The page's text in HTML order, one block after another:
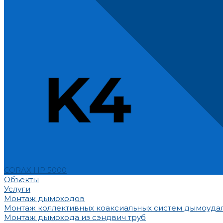
CORAX HP 5000
Объекты
Услуги
Монтаж дымоходов
Монтаж коллективных коаксиальных систем
Монтаж дымохода из сэндвич труб